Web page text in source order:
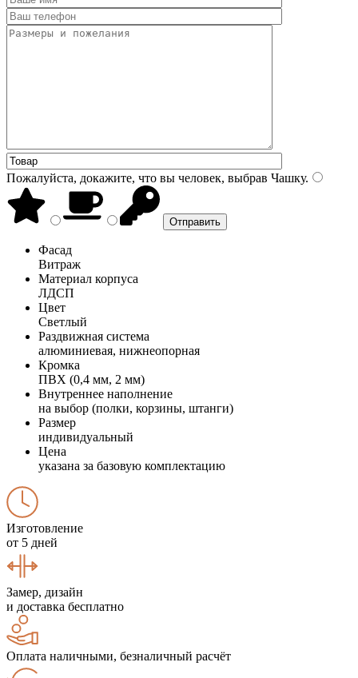
Пожалуйста, докажите, что вы человек, выбрав Чашку.
Фасад
Витраж
Материал корпуса
ЛДСП
Цвет
Светлый
Раздвижная система
алюминиевая, нижнеопорная
Кромка
ПВХ (0,4 мм, 2 мм)
Внутреннее наполнение
на выбор (полки, корзины, штанги)
Размер
индивидуальный
Цена
указана за базовую комплектацию
Изготовление
от 5 дней
Замер, дизайн
и доставка бесплатно
Оплата наличными, безналичный расчёт